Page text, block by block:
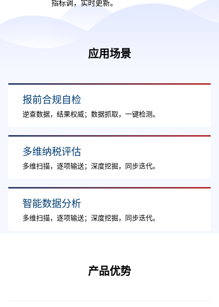
指标调，实时更新。
应用场景
报前合规自检
逆查数据，结果权威；数据抓取，一键检测。
多维纳税评估
多维扫描，逐项输送；深度挖掘，同步迭代。
智能数据分析
多维扫描，逐项输送；深度挖掘，同步迭代。
产品优势